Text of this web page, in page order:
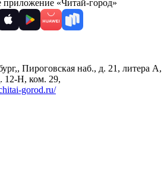
приложение «Читай-город»
, Пироговская наб., д. 21, литера А,
12-Н, ком. 29,
gorod.ru/